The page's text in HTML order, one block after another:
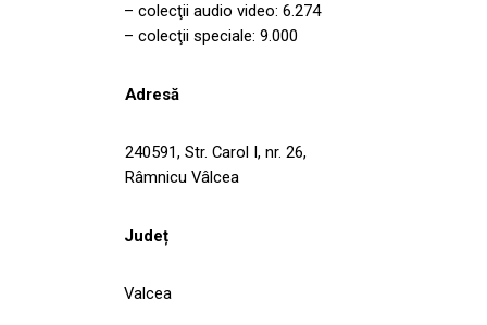
– colecţii audio video: 6.274
– colecţii speciale: 9.000
Adresă
240591, Str. Carol I, nr. 26,
Râmnicu Vâlcea
Județ
Valcea